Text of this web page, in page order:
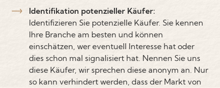
Identifikation potenzieller Käufer:
Identifizieren Sie potenzielle Käufer. Sie kennen
Ihre Branche am besten und können
einschätzen, wer eventuell Interesse hat oder
dies schon mal signalisiert hat. Nennen Sie uns
diese Käufer, wir sprechen diese anonym an. Nur
so kann verhindert werden, dass der Markt von